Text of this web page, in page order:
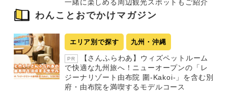
一緒に楽しめる周辺観光スポットもご紹介
わんことおでかけマガジン
エリア別で探す 九州・沖縄
PR
【さんふらわあ】ウィズペットルーム
で快適な九州旅へ！ニューオープンの「レ
ジーナリゾート由布院 圍-Kakoi-」を含む別
府・由布院を満喫するモデルコース